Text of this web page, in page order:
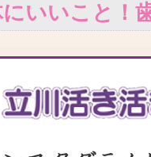
にいいこと！